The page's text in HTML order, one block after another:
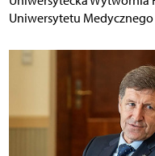
Uniwersytetu